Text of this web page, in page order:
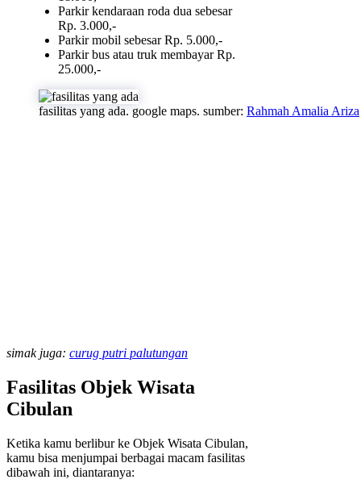
Parkir kendaraan roda dua sebesar
Rp. 3.000,-
Parkir mobil sebesar Rp. 5.000,-
Parkir bus atau truk membayar Rp.
25.000,-
fasilitas yang ada. google maps. sumber: Rahmah Amalia Ariza
simak juga: curug putri palutungan
Fasilitas Objek Wisata
Cibulan
Ketika kamu berlibur ke Objek Wisata Cibulan,
kamu bisa menjumpai berbagai macam fasilitas
dibawah ini, diantaranya: